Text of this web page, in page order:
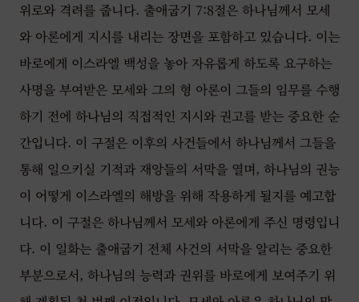
위로와 격려를 줍니다. 출애굽기 7:8절은 하나님께서 모세
와 아론에게 지시를 내리는 장면을 포함하고 있습니다. 이는
바로에게 이스라엘 백성을 놓아 자유롭게 하도록 요구하는
사명을 부여받은 모세와 그의 형 아론이 그들의 임무를 수행
하기 전에 하나님의 직접적인 지시와 권고를 받는 중요한 순
간입니다. 이 구절은 이후의 사건들에서 하나님께서 그들을
통해 일으키실 기적과 재앙들의 서막을 열며, 하나님의 권능
이 어떻게 이스라엘의 해방을 위해 작용하게 될지를 예고합
니다. 이 구절은 하나님께서 모세와 아론에게 주신 명령입니
다. 이 일화는 출애굽기 전체 사건의 서막을 알리는 중요한
부분으로서, 하나님의 능력과 권위를 바로에게 보여주기 위